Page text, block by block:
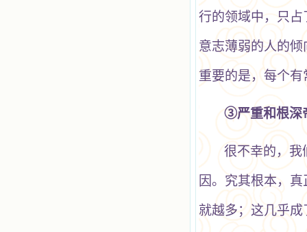
行的领域中，只
意志薄弱的人的
重要的是，每个
③严重和根深
很不幸的，我
因。究其根本，
就越多；这几乎